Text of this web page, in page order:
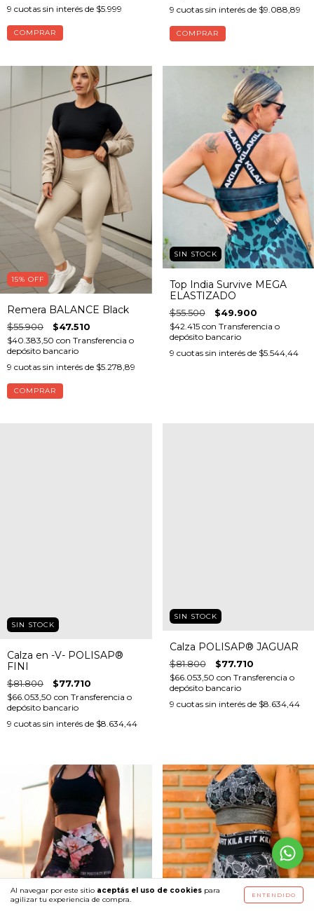
Al navegar por este sitio aceptás el uso de cookies para
agilizar tu experiencia de compra.
ENTENDIDO
9 cuotas sin interés de $5.999
COMPRAR
9 cuotas sin interés de $9.088,89
COMPRAR
15% OFF
Remera BALANCE Black
$55.900 $47.510
$40.383,50 con Transferencia o
depósito bancario
9 cuotas sin interés de $5.278,89
COMPRAR
SIN STOCK
Top India Survive MEGA
ELASTIZADO
$55.500 $49.900
$42.415 con Transferencia o
depósito bancario
9 cuotas sin interés de $5.544,44
SIN STOCK
Calza en -V- POLISAP®
FINI
$81.800 $77.710
$66.053,50 con Transferencia o
depósito bancario
9 cuotas sin interés de $8.634,44
SIN STOCK
Calza POLISAP® JAGUAR
$81.800 $77.710
$66.053,50 con Transferencia o
depósito bancario
9 cuotas sin interés de $8.634,44